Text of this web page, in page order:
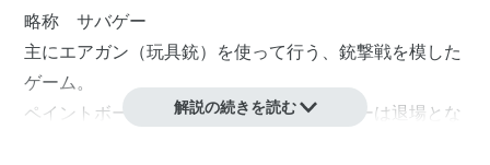
略称 サバゲー
主にエアガン（玩具銃）を使って行う、銃撃戦を模した
ゲーム。
ペイントボール同様に被弾によりプレイヤーは退場とな
解説の続きを読む